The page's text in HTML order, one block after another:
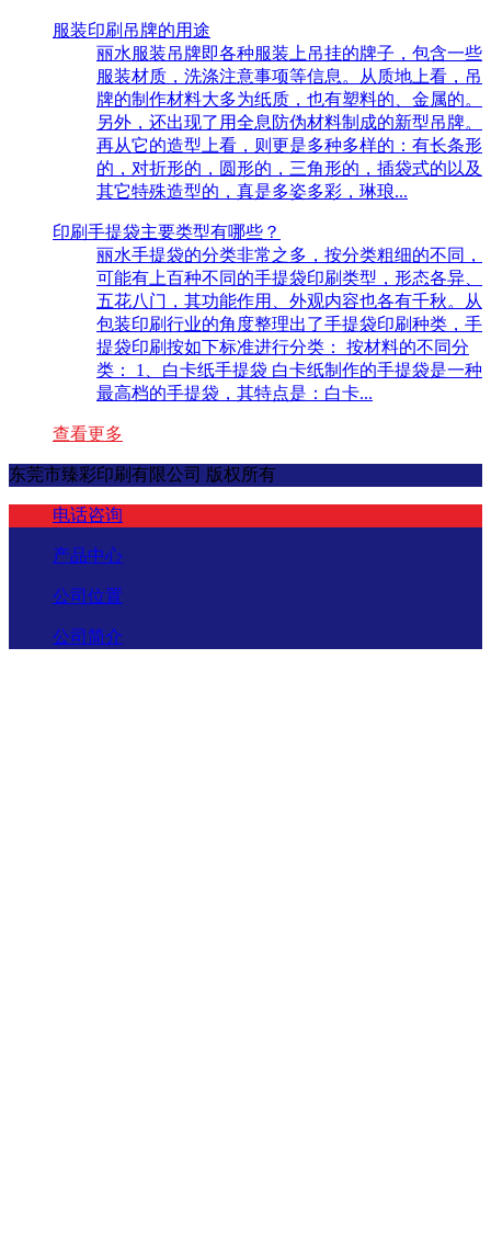
服装印刷吊牌的用途
丽水服装吊牌即各种服装上吊挂的牌子，包含一些
服装材质，洗涤注意事项等信息。从质地上看，吊
牌的制作材料大多为纸质，也有塑料的、金属的。
另外，还出现了用全息防伪材料制成的新型吊牌。
再从它的造型上看，则更是多种多样的：有长条形
的，对折形的，圆形的，三角形的，插袋式的以及
其它特殊造型的，真是多姿多彩，琳琅...
印刷手提袋主要类型有哪些？
丽水手提袋的分类非常之多，按分类粗细的不同，
可能有上百种不同的手提袋印刷类型，形态各异、
五花八门，其功能作用、外观内容也各有千秋。从
包装印刷行业的角度整理出了手提袋印刷种类，手
提袋印刷按如下标准进行分类： 按材料的不同分
类： 1、白卡纸手提袋 白卡纸制作的手提袋是一种
最高档的手提袋，其特点是：白卡...
查看更多
东莞市臻彩印刷有限公司 版权所有
电话咨询
产品中心
公司位置
公司简介